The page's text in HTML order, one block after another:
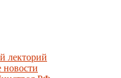
лекторий
новости